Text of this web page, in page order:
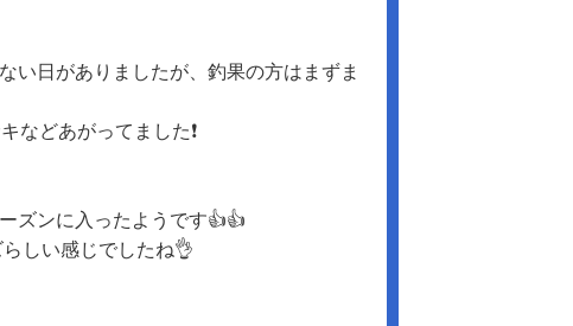
日がありましたが、釣果の方はまずま
などあがってました❗️
ズンに入ったようです👍👍
しい感じでしたね👌